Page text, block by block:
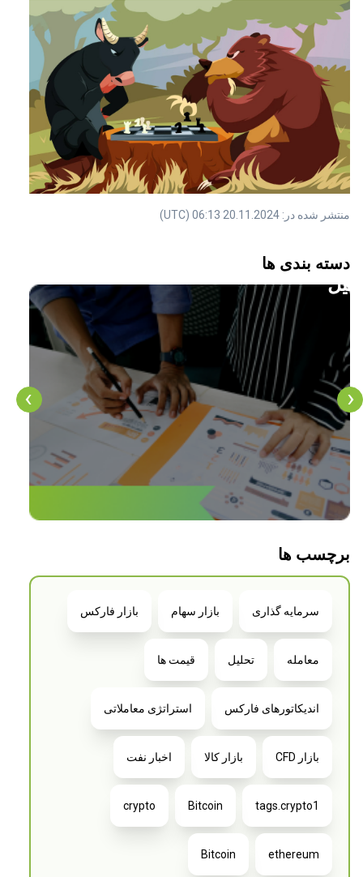
منتشر شده در: 20.11.2024 06:13 (UTC)
دسته بندی ها
‹ ›
برچسب ها
سرمایه گذاری بازار سهام بازار فارکس
معامله تحلیل قیمت ها
اندیکاتورهای فارکس استراتژی معاملاتی
بازار CFD بازار کالا اخبار نفت
tags.crypto1
Bitcoin
crypto
ethereum
Bitcoin